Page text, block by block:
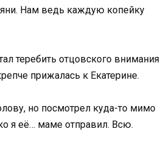
Нам ведь каждую копейку
теребить отцовского внимания
прижалась к Екатерине.
но посмотрел куда-то мимо
я её… маме отправил. Всю.